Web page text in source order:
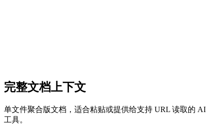
完整文档上下文
单文件聚合版文档，适合粘贴或提供给支持 URL 读取的 AI
工具。